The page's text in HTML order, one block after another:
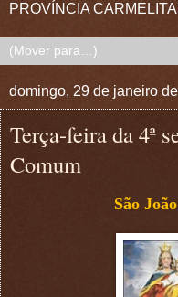
PROVÍNCIA
domingo, 29 de janeiro
Terça-feira da 4ª
Comum
São